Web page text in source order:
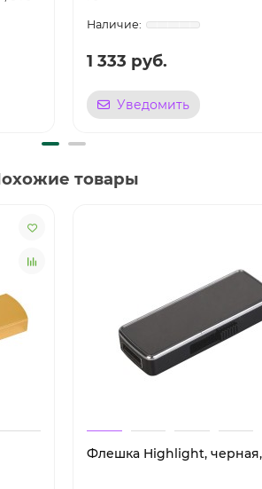
1 333 руб.
Уведомить
товары
Флешка Highlight, черная,